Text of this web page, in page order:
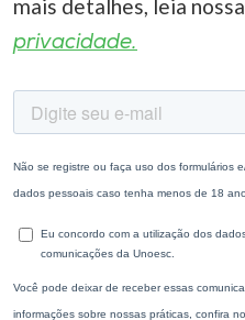
mais detalhes, leia nossa
privacidade.